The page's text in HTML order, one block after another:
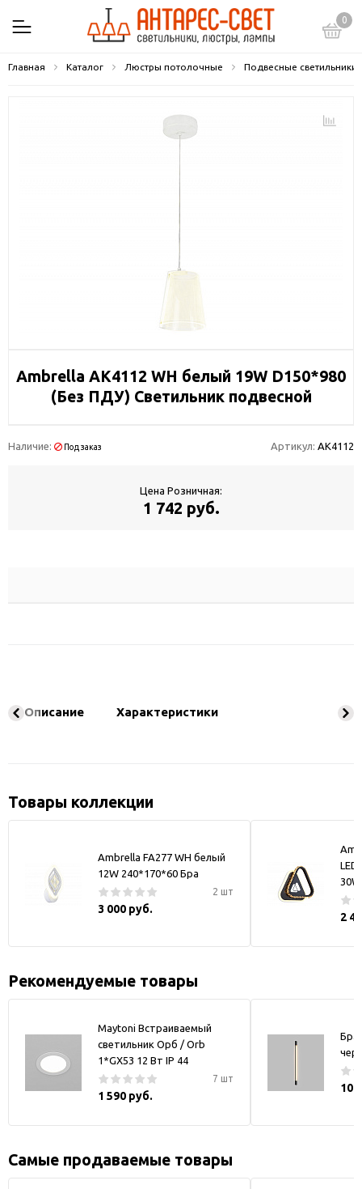
0
Главная Каталог Люстры потолочные Подвесные светильники
Ambrella AK4112 WH белый 19W D150*980
(Без ПДУ) Светильник подвесной
Наличие: Под заказ Артикул: AK4112
Цена Розничная:
1 742 руб.
Описание Характеристики
Товары коллекции
Ambrella FA277 WH белый
12W 240*170*60 Бра
2 шт
3 000 руб.
LED
2
Рекомендуемые товары
Maytoni Встраиваемый
светильник Орб / Orb
1*GX53 12 Вт IP 44
7 шт
1 590 руб.
Бра
10
Самые продаваемые товары